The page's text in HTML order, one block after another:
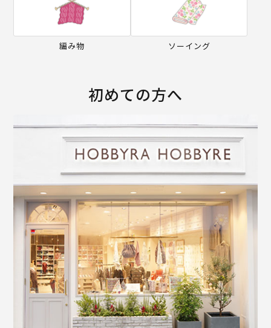
編み物 ソーイング
初めての方へ